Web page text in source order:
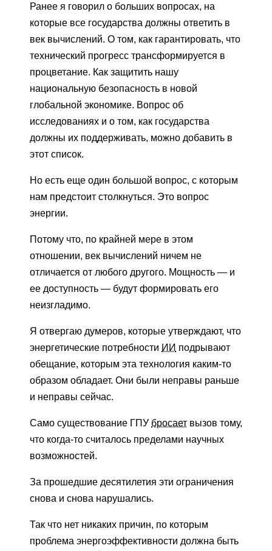
Ранее я говорил о больших вопросах, на
которые все государства должны ответить в
век вычислений. О том, как гарантировать, что
технический прогресс трансформируется в
процветание. Как защитить нашу
национальную безопасность в новой
глобальной экономике. Вопрос об
исследованиях и о том, как государства
должны их поддерживать, можно добавить в
этот список.
Но есть еще один большой вопрос, с которым
нам предстоит столкнуться. Это вопрос
энергии.
Потому что, по крайней мере в этом
отношении, век вычислений ничем не
отличается от любого другого. Мощность — и
ее доступность — будут формировать его
неизгладимо.
Я отвергаю думеров, которые утверждают, что
энергетические потребности ИИ подрывают
обещание, которым эта технология каким-то
образом обладает. Они были неправы раньше
и неправы сейчас.
Само существование ГПУ бросает вызов тому,
что когда-то считалось пределами научных
возможностей.
За прошедшие десятилетия эти ограничения
снова и снова нарушались.
Так что нет никаких причин, по которым
проблема энергоэффективности должна быть